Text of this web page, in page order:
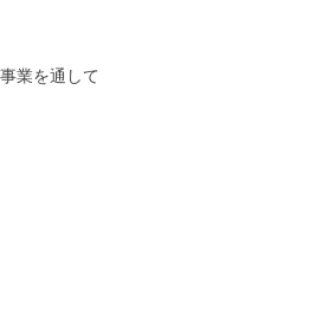
業を通して